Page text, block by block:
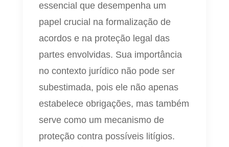
essencial que desempenha um
papel crucial na formalização de
acordos e na proteção legal das
partes envolvidas. Sua importância
no contexto jurídico não pode ser
subestimada, pois ele não apenas
estabelece obrigações, mas também
serve como um mecanismo de
proteção contra possíveis litígios.